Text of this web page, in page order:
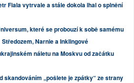
Fiala vytrvale a stále dokola lhal o splnění
které se probouzí k sobě samému
Středozem, Narnie a Inklingové
náletu na Moskvu od začátku
skandováním „pošlete je zpátky“ ze strany